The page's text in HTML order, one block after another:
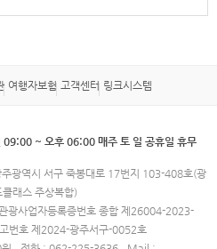
여행자보험 고객센터 링크시스템
~ 오후 06:00 매주 토 일 공휴일 휴무
광역시 서구 죽봉대로 17번지 103-408호(광
래스 주상복합)
광사업자등록증번호 종합 제26004-2023-
번호 제2024-광주서구-0052호